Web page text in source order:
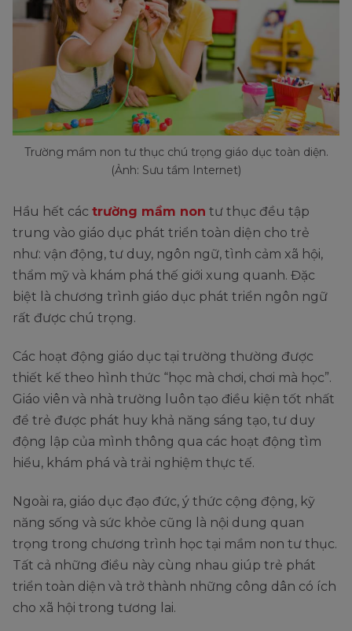
Trường mầm non tư thục chú trọng giáo dục toàn diện.
(Ảnh: Sưu tầm Internet)
Hầu hết các trường mầm non tư thục đều tập
trung vào giáo dục phát triển toàn diện cho trẻ
như: vận động, tư duy, ngôn ngữ, tình cảm xã hội,
thẩm mỹ và khám phá thế giới xung quanh. Đặc
biệt là chương trình giáo dục phát triển ngôn ngữ
rất được chú trọng.
Các hoạt động giáo dục tại trường thường được
thiết kế theo hình thức “học mà chơi, chơi mà học”.
Giáo viên và nhà trường luôn tạo điều kiện tốt nhất
để trẻ được phát huy khả năng sáng tạo, tư duy
động lập của mình thông qua các hoạt động tìm
hiểu, khám phá và trải nghiệm thực tế.
Ngoài ra, giáo dục đạo đức, ý thức cộng động, kỹ
năng sống và sức khỏe cũng là nội dung quan
trọng trong chương trình học tại mầm non tư thục.
Tất cả những điều này cùng nhau giúp trẻ phát
triển toàn diện và trở thành những công dân có ích
cho xã hội trong tương lai.